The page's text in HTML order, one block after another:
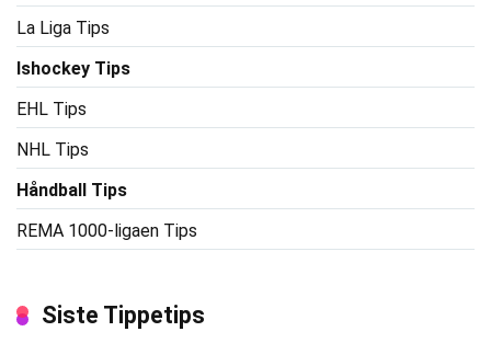
La Liga Tips
Ishockey Tips
EHL Tips
NHL Tips
Håndball Tips
REMA 1000-ligaen Tips
Siste Tippetips